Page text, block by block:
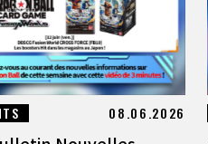
08.06.2026